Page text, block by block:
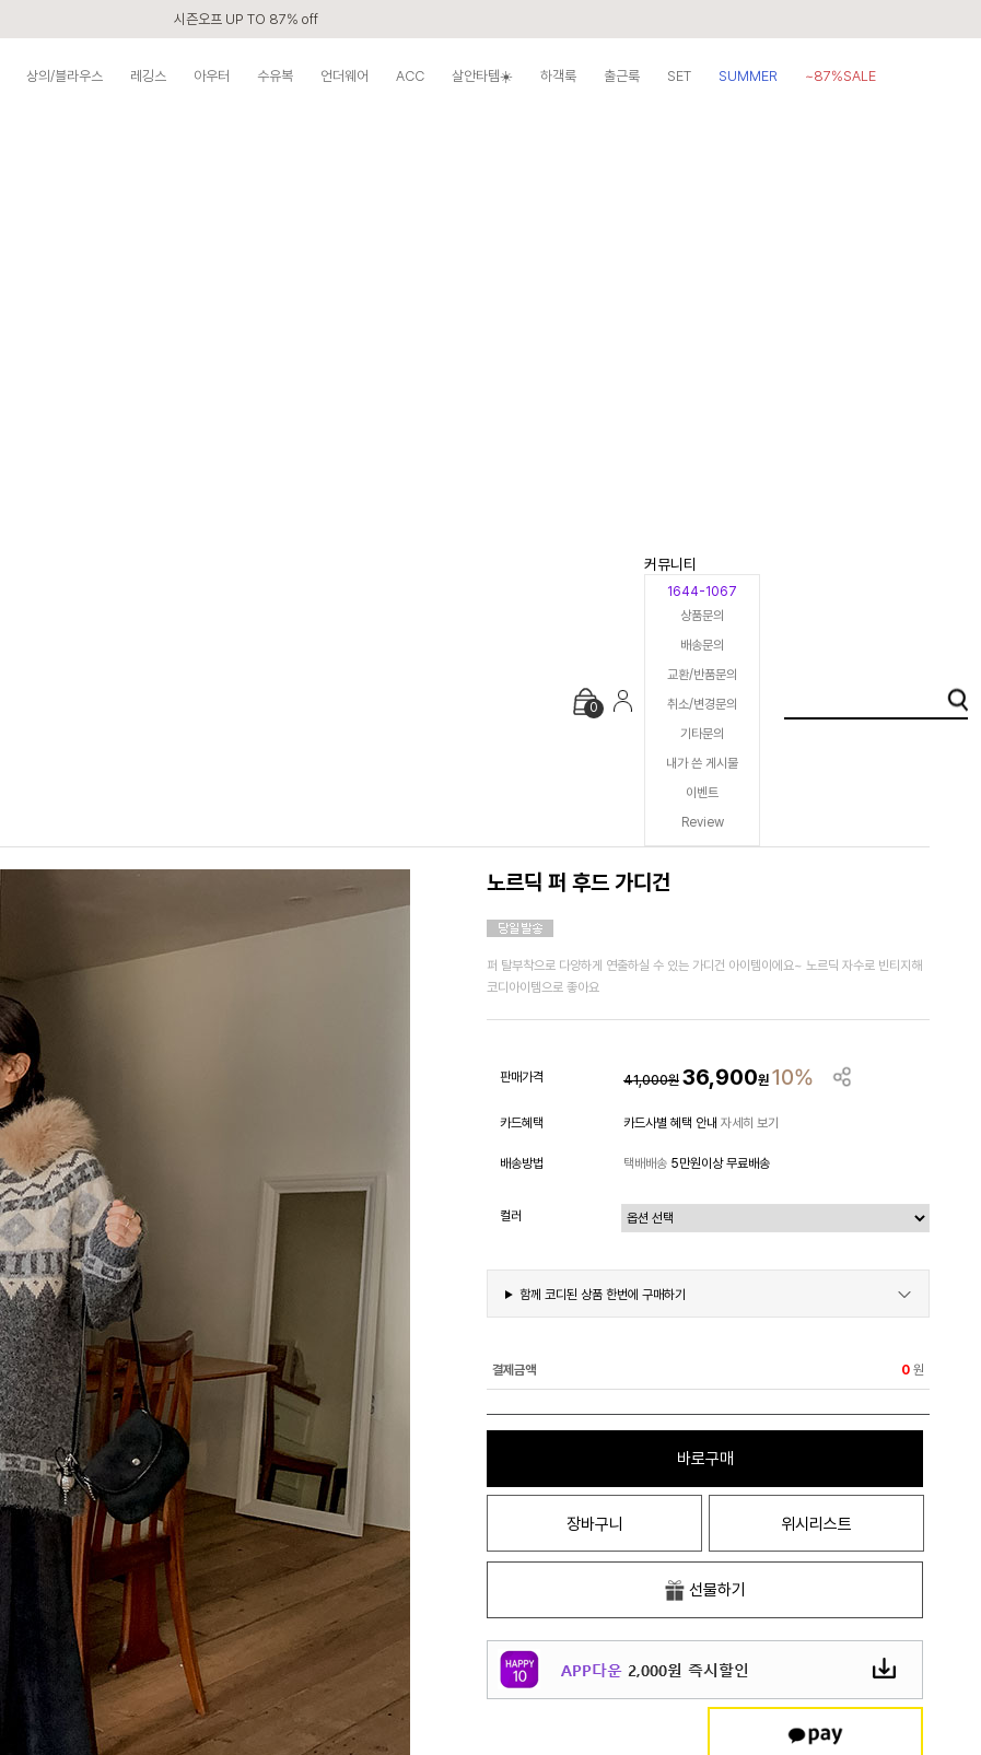
시즌오프 UP TO 87% off
상의/블라우스 레깅스 아우터 수유복 언더웨어 ACC 살안타템☀️ 하객룩 출근룩 SET SUMMER
~87%SALE
0
커뮤니티
1644-1067
상품문의
배송문의
교환/반품문의
취소/변경문의
기타문의
내가 쓴 게시물
이벤트
Review
노르딕 퍼 후드 가디건
퍼 탈부착으로 다양하게 연출하실 수 있는 가디건 아이템이에요~ 노르딕 자수로 빈티지해
코디아이템으로 좋아요
판매가격 41,000원 36,900원 10%
카드혜택 카드사별 혜택 안내 자세히 보기
배송방법 택배배송 5만원이상 무료배송
컬러
함께 코디된 상품 한번에 구매하기
결제금액 0 원
바로구매
장바구니 위시리스트
선물하기